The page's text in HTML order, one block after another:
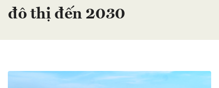
đô thị đến 2030